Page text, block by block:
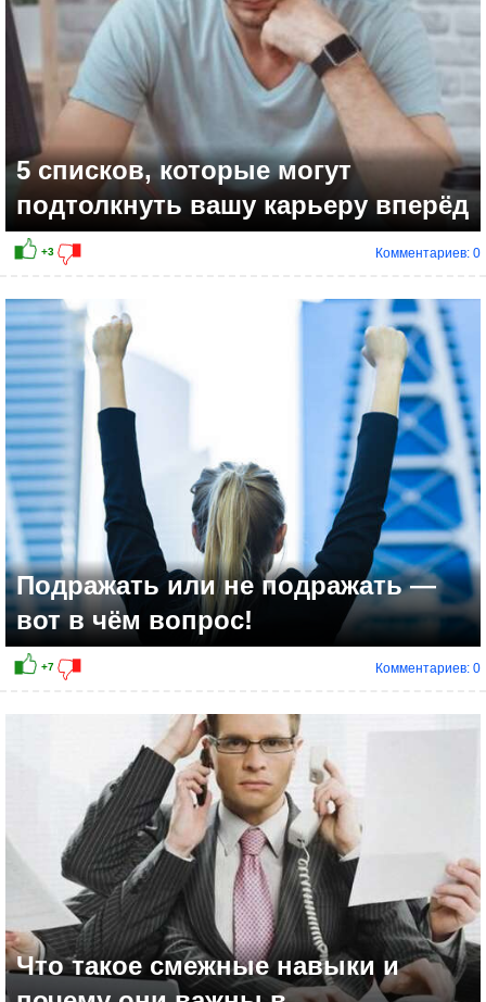
5 списков, которые могут
подтолкнуть вашу карьеру вперёд
Комментариев: 0
Подражать или не подражать —
вот в чём вопрос!
Комментариев: 0
Что такое смежные навыки и